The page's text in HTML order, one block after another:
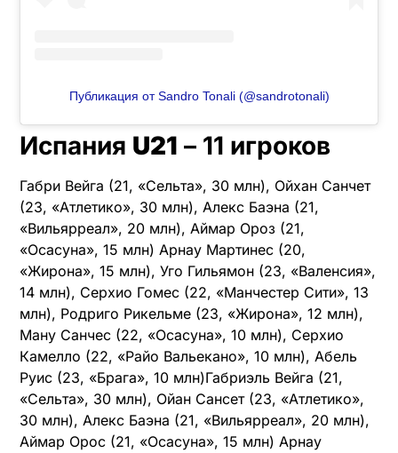
Публикация от Sandro Tonali (@sandrotonali)
Испания U21 – 11 игроков
Габри Вейга (21, «Сельта», 30 млн), Ойхан Санчет
(23, «Атлетико», 30 млн), Алекс Баэна (21,
«Вильярреал», 20 млн), Аймар Ороз (21,
«Осасуна», 15 млн) Арнау Мартинес (20,
«Жирона», 15 млн), Уго Гильямон (23, «Валенсия»,
14 млн), Серхио Гомес (22, «Манчестер Сити», 13
млн), Родриго Рикельме (23, «Жирона», 12 млн),
Ману Санчес (22, «Осасуна», 10 млн), Серхио
Камелло (22, «Райо Вальекано», 10 млн), Абель
Руис (23, «Брага», 10 млн)Габриэль Вейга (21,
«Сельта», 30 млн), Ойан Сансет (23, «Атлетико»,
30 млн), Алекс Баэна (21, «Вильярреал», 20 млн),
Аймар Орос (21, «Осасуна», 15 млн) Арнау